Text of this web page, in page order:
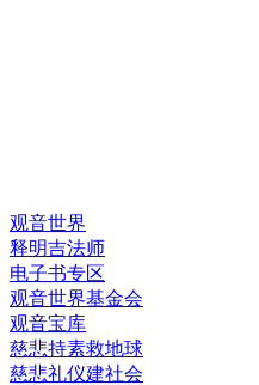
观音世界
释明吉法师
电子书专区
观音世界基金会
观音宝库
慈悲持素救地球
慈悲礼仪建社会